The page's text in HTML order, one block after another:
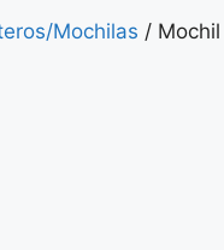
Mochilas / Mochil